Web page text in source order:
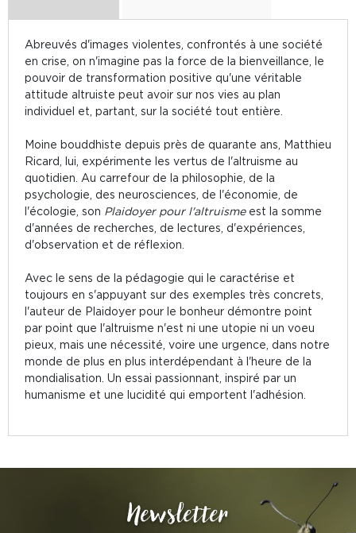
Abreuvés d'images violentes, confrontés à une société
en crise, on n'imagine pas la force de la bienveillance, le
pouvoir de transformation positive qu'une véritable
attitude altruiste peut avoir sur nos vies au plan
individuel et, partant, sur la société tout entière.
Moine bouddhiste depuis près de quarante ans, Matthieu
Ricard, lui, expérimente les vertus de l'altruisme au
quotidien. Au carrefour de la philosophie, de la
psychologie, des neurosciences, de l'économie, de
l'écologie, son Plaidoyer pour l'altruismeest la somme
d'années de recherches, de lectures, d'expériences,
d'observation et de réflexion.
Avec le sens de la pédagogie qui le caractérise et
toujours en s'appuyant sur des exemples très concrets,
l'auteur de Plaidoyer pour le bonheur démontre point
par point que l'altruisme n'est ni une utopie ni un voeu
pieux, mais une nécessité, voire une urgence, dans notre
monde de plus en plus interdépendant à l'heure de la
mondialisation. Un essai passionnant, inspiré par un
humanisme et une lucidité qui emportent l'adhésion.
Newsletter